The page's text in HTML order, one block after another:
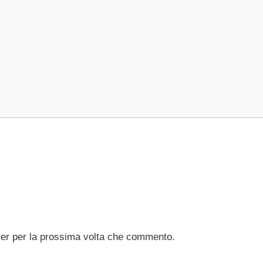
per la prossima volta che commento.